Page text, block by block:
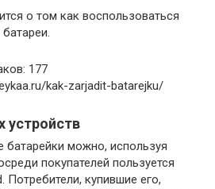
о том как воспользоваться
177
kak-zarjadit-batarejku/
устройств
батарейки можно, используя
покупателей пользуется
Потребители, купившие его,